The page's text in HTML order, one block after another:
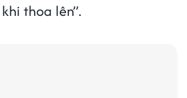
thoa lên”.